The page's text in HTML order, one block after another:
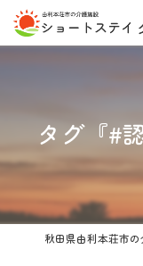
タグ『#